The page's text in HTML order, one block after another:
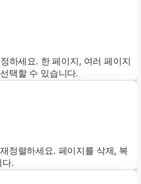
하세요. 한 페이지, 여러 페이지
택할 수 있습니다.
정렬하세요. 페이지를 삭제, 복
.